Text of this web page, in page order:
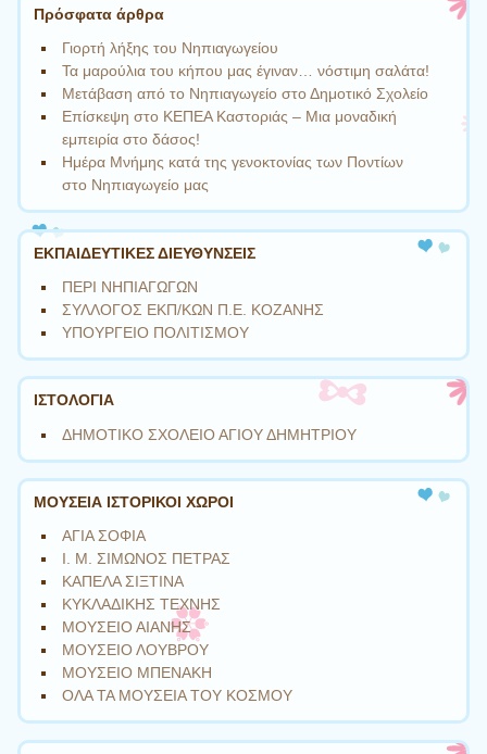
Πρόσφατα άρθρα
Γιορτή λήξης του Νηπιαγωγείου
Τα μαρούλια του κήπου μας έγιναν… νόστιμη σαλάτα!
Μετάβαση από το Νηπιαγωγείο στο Δημοτικό Σχολείο
Επίσκεψη στο ΚΕΠΕΑ Καστοριάς – Μια μοναδική
εμπειρία στο δάσος!
Ημέρα Μνήμης κατά της γενοκτονίας των Ποντίων
στο Νηπιαγωγείο μας
ΕΚΠΑΙΔΕΥΤΙΚΕΣ ΔΙΕΥΘΥΝΣΕΙΣ
ΠΕΡΙ ΝΗΠΙΑΓΩΓΩΝ
ΣΥΛΛΟΓΟΣ ΕΚΠ/ΚΩΝ Π.Ε. ΚΟΖΑΝΗΣ
ΥΠΟΥΡΓΕΙΟ ΠΟΛΙΤΙΣΜΟΥ
ΙΣΤΟΛΟΓΙΑ
ΔΗΜΟΤΙΚΟ ΣΧΟΛΕΙΟ ΑΓΙΟΥ ΔΗΜΗΤΡΙΟΥ
ΜΟΥΣΕΙΑ ΙΣΤΟΡΙΚΟΙ ΧΩΡΟΙ
ΑΓΙΑ ΣΟΦΙΑ
Ι. Μ. ΣΙΜΩΝΟΣ ΠΕΤΡΑΣ
ΚΑΠΕΛΑ ΣΙΞΤΙΝΑ
ΚΥΚΛΑΔΙΚΗΣ ΤΕΧΝΗΣ
ΜΟΥΣΕΙΟ ΑΙΑΝΗΣ
ΜΟΥΣΕΙΟ ΛΟΥΒΡΟΥ
ΜΟΥΣΕΙΟ ΜΠΕΝΑΚΗ
ΟΛΑ ΤΑ ΜΟΥΣΕΙΑ ΤΟΥ ΚΟΣΜΟΥ